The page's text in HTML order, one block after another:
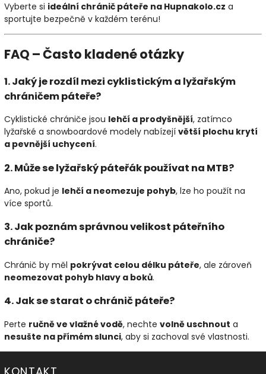
Vyberte si ideální chránič páteře na Hupnakolo.cz a
sportujte bezpečně v každém terénu!
FAQ – Často kladené otázky
1. Jaký je rozdíl mezi cyklistickým a lyžařským
chráničem páteře?
Cyklistické chrániče jsou lehčí a prodyšnější, zatímco
lyžařské a snowboardové modely nabízejí větší plochu krytí
a pevnější uchycení.
2. Může se lyžařský páteřák používat na MTB?
Ano, pokud je lehčí a neomezuje pohyb, lze ho použít na
více sportů.
3. Jak poznám správnou velikost páteřního
chrániče?
Chránič by měl pokrývat celou délku páteře, ale zároveň
neomezovat pohyb hlavy a boků.
4. Jak se starat o chránič páteře?
Perte ručně ve vlažné vodě, nechte volně uschnout a
nesušte na přímém slunci, aby si zachoval své vlastnosti.